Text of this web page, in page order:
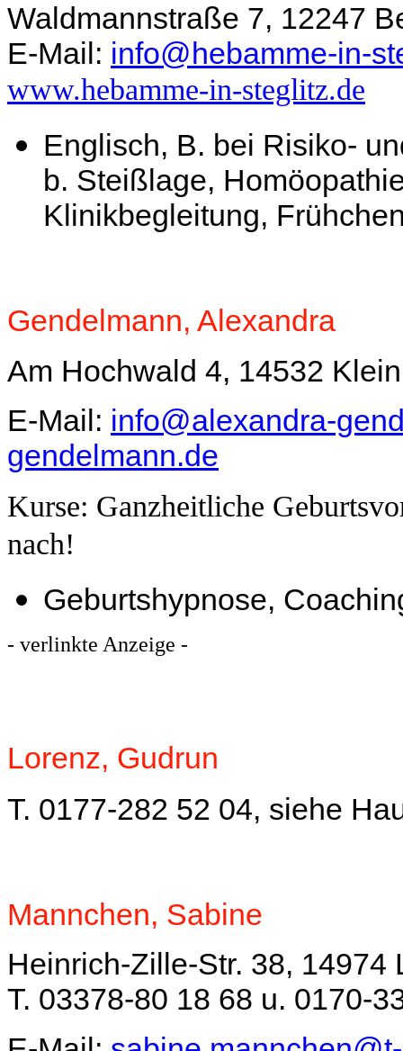
Waldmannstraße 7, 12247
E-Mail: info@hebamme-in-
www.hebamme-in-steglitz.de
Englisch, B. bei Risiko-
b. Steißlage,
Klinikbegleitung,
Gendelmann, Alexandra
Am Hochwald 4, 14532
E-Mail: info@alexandra-
gendelmann.de
Kurse: Ganzheitliche
nach!
Geburtshypnose,
- verlinkte Anzeige -
Lorenz, Gudrun
T. 0177-282 52 04, siehe
Mannchen, Sabine
Heinrich-Zille-Str. 38, 14974
T. 03378-80 18 68 u. 0170-